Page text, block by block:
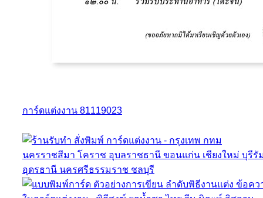
การ์ดแต่งงาน 81119023